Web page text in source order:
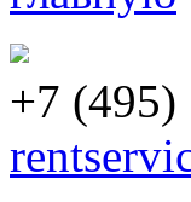
+7 (495)